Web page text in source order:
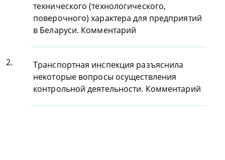
технического (технологического,
поверочного) характера для предприятий
в Беларуси. Комментарий
2.
Транспортная инспекция разъяснила
некоторые вопросы осуществления
контрольной деятельности. Комментарий